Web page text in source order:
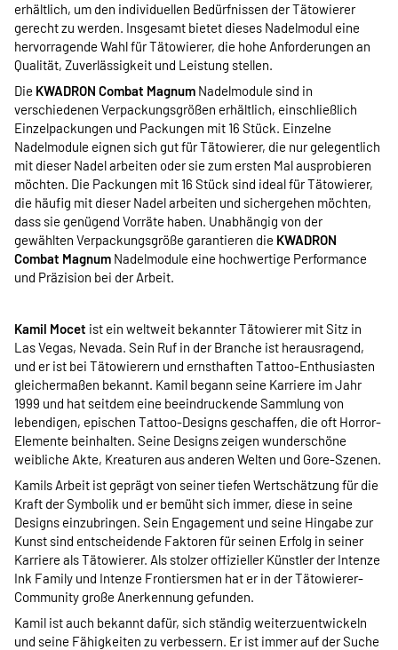
erhältlich, um den individuellen Bedürfnissen der Tätowierer
gerecht zu werden. Insgesamt bietet dieses Nadelmodul eine
hervorragende Wahl für Tätowierer, die hohe Anforderungen an
Qualität, Zuverlässigkeit und Leistung stellen.
Die KWADRON Combat Magnum Nadelmodule sind in
verschiedenen Verpackungsgrößen erhältlich, einschließlich
Einzelpackungen und Packungen mit 16 Stück. Einzelne
Nadelmodule eignen sich gut für Tätowierer, die nur gelegentlich
mit dieser Nadel arbeiten oder sie zum ersten Mal ausprobieren
möchten. Die Packungen mit 16 Stück sind ideal für Tätowierer,
die häufig mit dieser Nadel arbeiten und sichergehen möchten,
dass sie genügend Vorräte haben. Unabhängig von der
gewählten Verpackungsgröße garantieren die KWADRON
Combat Magnum Nadelmodule eine hochwertige Performance
und Präzision bei der Arbeit.
Kamil Mocet ist ein weltweit bekannter Tätowierer mit Sitz in
Las Vegas, Nevada. Sein Ruf in der Branche ist herausragend,
und er ist bei Tätowierern und ernsthaften Tattoo-Enthusiasten
gleichermaßen bekannt. Kamil begann seine Karriere im Jahr
1999 und hat seitdem eine beeindruckende Sammlung von
lebendigen, epischen Tattoo-Designs geschaffen, die oft Horror-
Elemente beinhalten. Seine Designs zeigen wunderschöne
weibliche Akte, Kreaturen aus anderen Welten und Gore-Szenen.
Kamils Arbeit ist geprägt von seiner tiefen Wertschätzung für die
Kraft der Symbolik und er bemüht sich immer, diese in seine
Designs einzubringen. Sein Engagement und seine Hingabe zur
Kunst sind entscheidende Faktoren für seinen Erfolg in seiner
Karriere als Tätowierer. Als stolzer offizieller Künstler der Intenze
Ink Family und Intenze Frontiersmen hat er in der Tätowierer-
Community große Anerkennung gefunden.
Kamil ist auch bekannt dafür, sich ständig weiterzuentwickeln
und seine Fähigkeiten zu verbessern. Er ist immer auf der Suche